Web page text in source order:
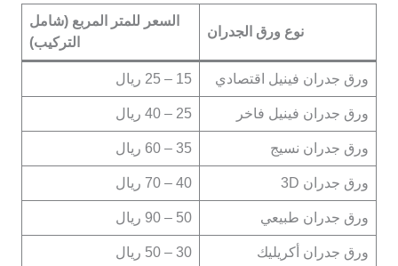
نوع ورق الجدران
السعر للمتر المربع (شامل
التركيب)
ورق جدران فينيل اقتصادي 15 – 25 ريال
ورق جدران فينيل فاخر 25 – 40 ريال
ورق جدران نسيج 35 – 60 ريال
ورق جدران 3D 40 – 70 ريال
ورق جدران طبيعي 50 – 90 ريال
ورق جدران أكريليك 30 – 50 ريال